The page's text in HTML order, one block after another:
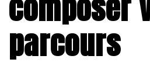
parcours